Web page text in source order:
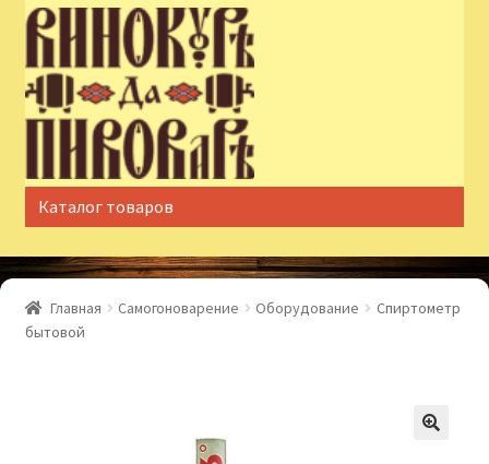
Перейти
навигации
Перейти
содержимому
Каталог товаров
Главная Самогоноварение Оборудование
Спиртометр
бытовой